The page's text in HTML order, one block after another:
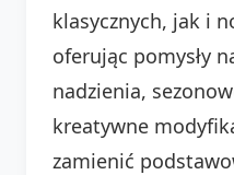
klasycznych, jak i
oferując pomysły
nadzienia,
kreatywne
zamienić